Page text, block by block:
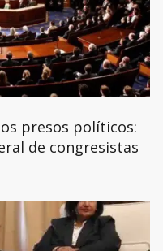
presos políticos:
de congresistas